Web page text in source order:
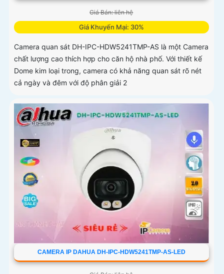
Giá Bán: liên hệ
Giá Khuyến Mại: 30%
Camera quan sát DH-IPC-HDW5241TMP-AS là một Camera
chất lượng cao thích hợp cho căn hộ nhà phố. Với thiết kế
Dome kim loại trong, camera có khả năng quan sát rõ nét
cả ngày và đêm với độ phân giải 2
CAMERA IP DAHUA DH-IPC-HDW5241TMP-AS-LED